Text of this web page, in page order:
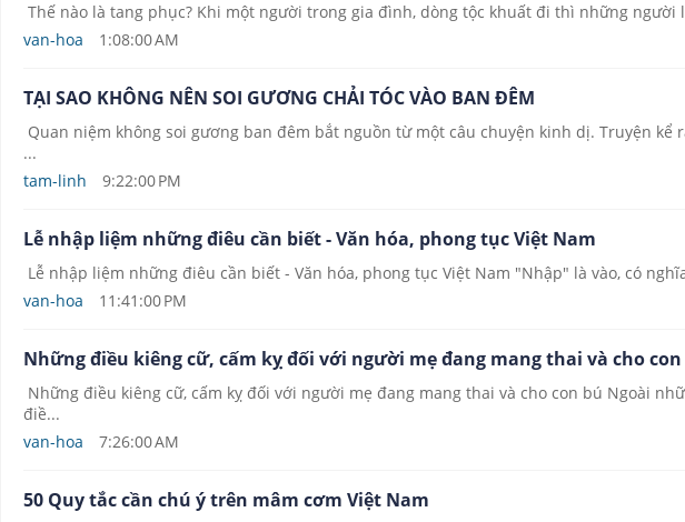
Thế nào là tang phục? Khi một người trong gia đình, dòng tộc khuất đi thì những
van-hoa
1:08:00 AM
TẠI SAO KHÔNG NÊN SOI GƯƠNG CHẢI TÓC VÀO BAN ĐÊM
Quan niệm không soi gương ban đêm bắt nguồn từ một câu chuyện kinh dị. Truyện
...
tam-linh
9:22:00 PM
Lễ nhập liệm những điêu cần biết - Văn hóa, phong tục Việt Nam
Lễ nhập liệm những điêu cần biết - Văn hóa, phong tục Việt Nam "Nhập" là vào, có
van-hoa
11:41:00 PM
Những điều kiêng cữ, cấm kỵ đối với người mẹ đang mang thai và cho con
Những điều kiêng cữ, cấm kỵ đối với người mẹ đang mang thai và cho con bú Ngoài
điề...
van-hoa
7:26:00 AM
50 Quy tắc cần chú ý trên mâm cơm Việt Nam